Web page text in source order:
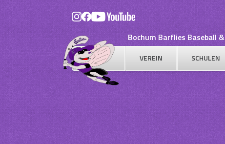
Skip
content
Bochum Barflies Baseball
VEREIN SCHULEN